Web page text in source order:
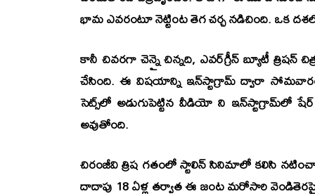
భామ ఎవరంటూ నెట్టింట తెగ చర్చ నడిచింది. ఒక
కానీ చివరగాచెన్నై చిన్నది, ఎవర్‌గ్రీన్ బ్యూటీ త్రిషన్
చేసింది. ఈ విష‌యాన్ని ఇన్‌స్టాగ్రామ్ ద్వారా
సెట్స్‌లో అడుగుపెట్టిన వీడియో ని
అవుతోంది.
చిరంజీవి త్రిష గతంలో స్టాలిన్ సినిమాలో కలిసి
దాదాపు 18 ఏళ్ల తర్వాత ఈ జంట మరోసారి వెండితెరపై